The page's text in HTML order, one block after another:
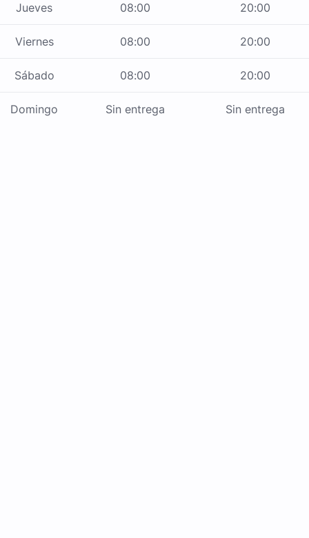
Jueves 08:00 20:00
Viernes 08:00 20:00
Sábado 08:00 20:00
Domingo Sin entrega Sin entrega